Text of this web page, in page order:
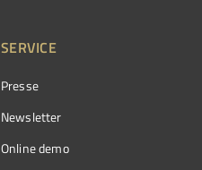
SERVICE
Presse
Newsletter
Online demo